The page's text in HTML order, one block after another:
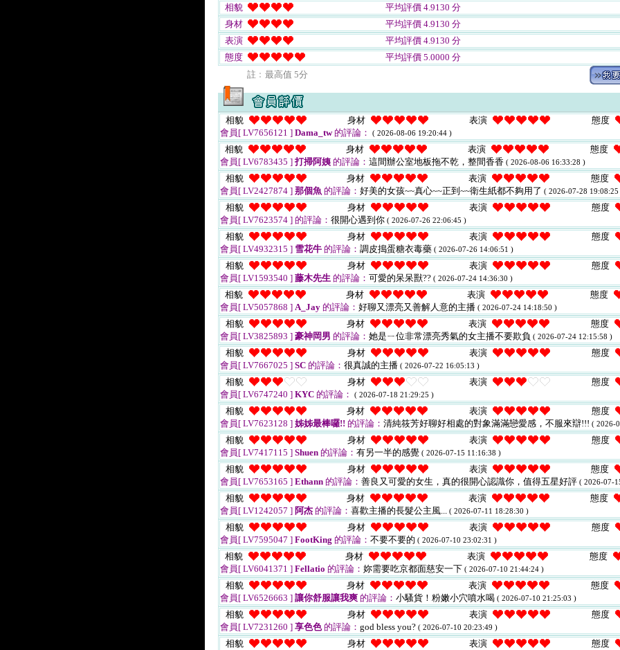
相貌
平均評價 4.9130 分
身材
平均評價 4.9130 分
表演
平均評價 4.9130 分
態度
平均評價 5.0000 分
註﹕最高值 5分
相貌 身材 表演
態度
會員[ LV7656121 ] Dama_tw的評論： ( 2026-08-06 19:20:44 )
相貌 身材 表演
態度
會員[ LV6783435 ] 打掃阿姨 的評論： 這間辦公室地板拖不乾，整間香香 ( 2026-08-06 16:33:28 )
相貌 身材 表演
態度
會員[ LV2427874 ] 那個魚 的評論： 好美的女孩~~真心~~正到~~衛生紙都不夠用了 ( 2026-07-28 19:08:25
相貌 身材 表演
態度
會員[ LV7623574 ] 的評論： 很開心遇到你 ( 2026-07-26 22:06:45 )
相貌 身材 表演
態度
會員[ LV4932315 ] 雪花牛 的評論： 調皮搗蛋糖衣毒藥 ( 2026-07-26 14:06:51 )
相貌 身材 表演
態度
會員[ LV1593540 ] 藤木先生 的評論： 可愛的呆呆獸?? ( 2026-07-24 14:36:30 )
相貌 身材 表演
態度
會員[ LV5057868 ] A_Jay 的評論： 好聊又漂亮又善解人意的主播 ( 2026-07-24 14:18:50 )
相貌 身材 表演
態度
會員[ LV3825893 ] 豪神岡男 的評論： 她是ㄧ位非常漂亮秀氣的女主播不要欺負 ( 2026-07-24 12:15:58 )
相貌 身材 表演
態度
會員[ LV7667025 ] SC 的評論： 很真誠的主播 ( 2026-07-22 16:05:13 )
相貌 身材 表演
態度
會員[ LV6747240 ] KYC 的評論： ( 2026-07-18 21:29:25 )
相貌 身材 表演
態度
會員[ LV7623128 ] 姊姊最棒囉!! 的評論： 清純筱芳好聊好相處的對象滿滿戀愛感，不服來辯!!! ( 2026-
相貌 身材 表演
態度
會員[ LV7417115 ] Shuen 的評論： 有另一半的感覺 ( 2026-07-15 11:16:38 )
相貌 身材 表演
態度
會員[ LV7653165 ] Ethann 的評論： 善良又可愛的女生，真的很開心認識你，值得五星好評 ( 2026-07-
相貌 身材 表演
態度
會員[ LV1242057 ] 阿杰 的評論： 喜歡主播的長髮公主風... ( 2026-07-11 18:28:30 )
相貌 身材 表演
態度
會員[ LV7595047 ] FootKing 的評論： 不要不要的 ( 2026-07-10 23:02:31 )
相貌 身材 表演
態度
會員[ LV6041371 ] Fellatio 的評論： 妳需要吃京都面慈安一下 ( 2026-07-10 21:44:24 )
相貌 身材 表演
態度
會員[ LV6526663 ] 讓你舒服讓我爽 的評論： 小騷貨！粉嫩小穴噴水喝 ( 2026-07-10 21:25:03 )
相貌 身材 表演
態度
會員[ LV7231260 ] 享色色的評論： god bless you? ( 2026-07-10 20:23:49 )
相貌 身材 表演
態度